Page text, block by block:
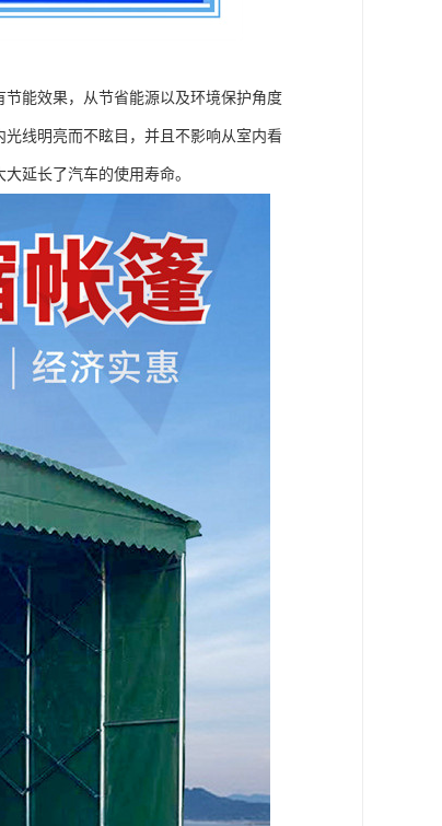
能效果，从节省能源以及环境保护角度
线明亮而不眩目，并且不影响从室内看
延长了汽车的使用寿命。